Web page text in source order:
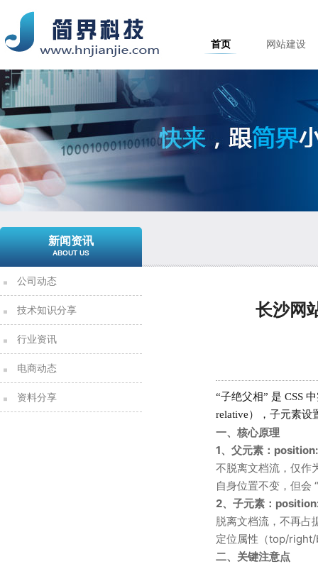
首页 网站建设
新闻资讯
ABOUT US
公司动态
技术知识分享
行业资讯
电商动态
资料分享
长沙网
“子绝父相” 是 CSS
relative），子元素设
一、核心原理
1、父元素：
不脱离文档流，仅作
自身位置不变，但会
2、子元素：
脱离文档流，不再占
定位属性（top/right/
二、关键注意点